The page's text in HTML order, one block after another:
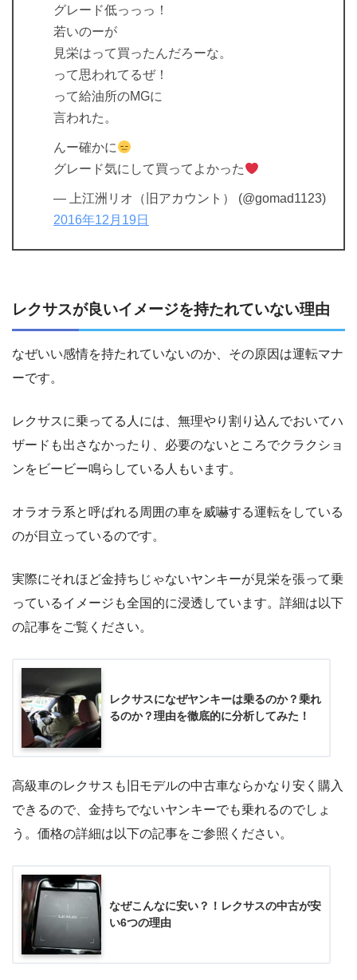
グレード低っっっ！
若いのーが
見栄はって買ったんだろーな。
って思われてるぜ！
って給油所のMGに
言われた。
んー確かに
グレード気にして買ってよかった
— 上江洲リオ（旧アカウント） (@gomad1123)
2016年12月19日
レクサスが良いイメージを持たれていない理由
なぜいい感情を持たれていないのか、その原因は運転マナ
ーです。
レクサスに乗ってる人には、無理やり割り込んでおいてハ
ザードも出さなかったり、必要のないところでクラクショ
ンをビービー鳴らしている人もいます。
オラオラ系と呼ばれる周囲の車を威嚇する運転をしている
のが目立っているのです。
実際にそれほど金持ちじゃないヤンキーが見栄を張って乗
っているイメージも全国的に浸透しています。詳細は以下
の記事をご覧ください。
レクサスになぜヤンキーは乗るのか？乗れ
るのか？理由を徹底的に分析してみた！
高級車のレクサスも旧モデルの中古車ならかなり安く購入
できるので、金持ちでないヤンキーでも乗れるのでしょ
う。価格の詳細は以下の記事をご参照ください。
なぜこんなに安い？！レクサスの中古が安
い6つの理由